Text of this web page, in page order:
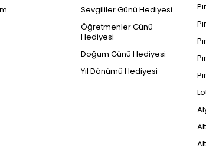
Sevgililer Günü Hediyesi
Öğretmenler Günü
Hediyesi
Doğum Günü Hediyesi
Yıl Dönümü Hediyesi